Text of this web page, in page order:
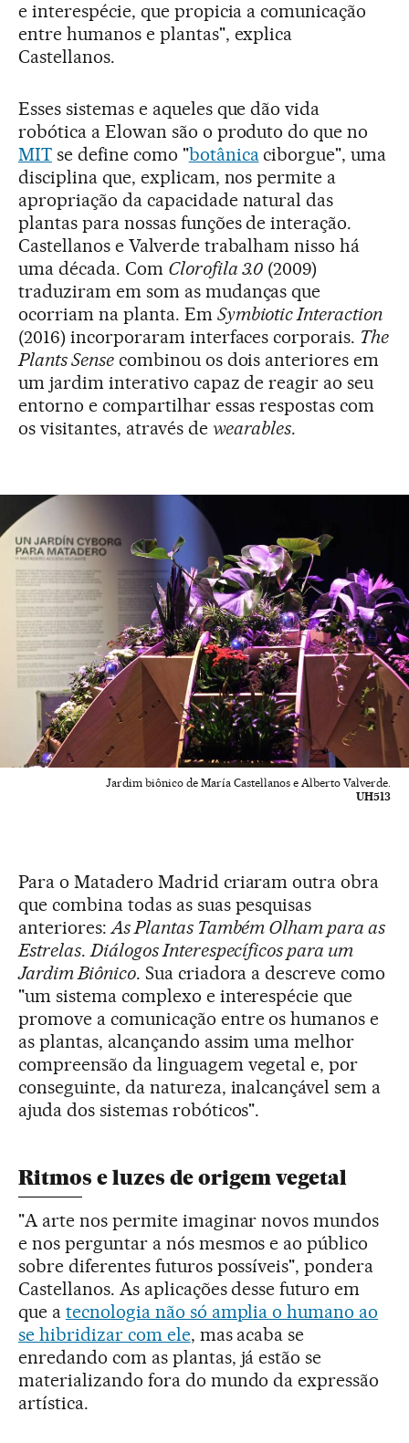
e interespécie, que propicia a comunicação
entre humanos e plantas", explica
Castellanos.
Esses sistemas e aqueles que dão vida
robótica a Elowan são o produto do que no
MITse define como "botânicaciborgue", uma
disciplina que, explicam, nos permite a
apropriação da capacidade natural das
plantas para nossas funções de interação.
Castellanos e Valverde trabalham nisso há
uma década. Com Clorofila 3.0 (2009)
traduziram em som as mudanças que
ocorriam na planta. Em Symbiotic Interaction
(2016) incorporaram interfaces corporais. The
Plants Sensecombinou os dois anteriores em
um jardim interativo capaz de reagir ao seu
entorno e compartilhar essas respostas com
os visitantes, através de wearables.
Jardim biônico de María Castellanos e Alberto Valverde.
UH513
Para o Matadero Madrid criaram outra obra
que combina todas as suas pesquisas
anteriores:As Plantas Também Olham para as
Estrelas.Diálogos Interespecíficos para um
Jardim Biônico. Sua criadora a descreve como
"um sistema complexo e interespécie que
promove a comunicação entre os humanos e
as plantas, alcançando assim uma melhor
compreensão da linguagem vegetal e, por
conseguinte, da natureza, inalcançável sem a
ajuda dos sistemas robóticos".
Ritmos e luzes de origem vegetal
"A arte nos permite imaginar novos mundos
e nos perguntar a nós mesmos e ao público
sobre diferentes futuros possíveis", pondera
Castellanos. As aplicações desse futuro em
que a tecnologia não só amplia o humano ao
se hibridizar com ele, mas acaba se
enredando com as plantas, já estão se
materializando fora do mundo da expressão
artística.